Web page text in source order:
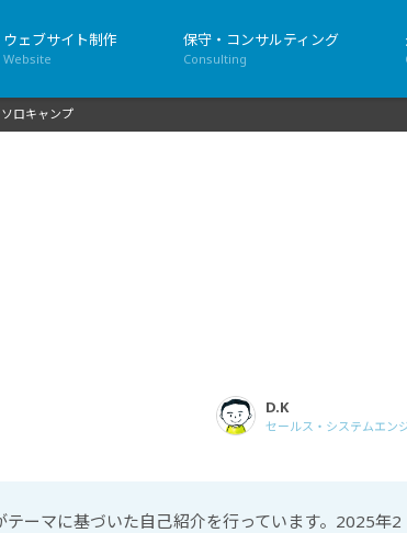
ウェブサイト制作
Website
保守・コンサルティング
Consulting
ソロキャンプ
D.K
セールス・システムエン
ーマに基づいた自己紹介を行っています。2025年2